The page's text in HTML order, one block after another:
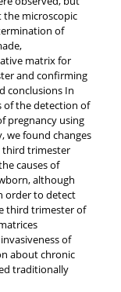
the microscopic
of
matrix for
and confirming
conclusions In
of the detection of
pregnancy using
we found changes
third trimester
causes of
although
order to detect
third trimester of
of
about chronic
traditionally